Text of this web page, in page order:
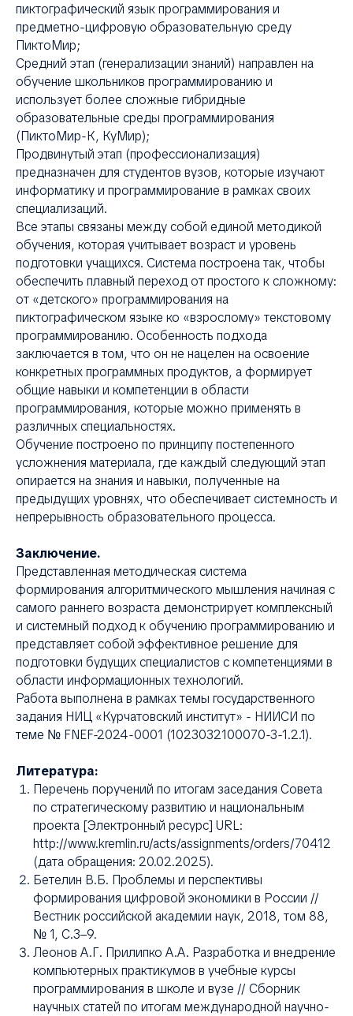
пиктографический язык программирования и
предметно-цифровую образовательную среду
ПиктоМир;
Средний этап (генерализации знаний) направлен на
обучение школьников программированию и
использует более сложные гибридные
образовательные среды программирования
(ПиктоМир-К, КуМир);
Продвинутый этап (профессионализация)
предназначен для студентов вузов, которые изучают
информатику и программирование в рамках своих
специализаций.
Все этапы связаны между собой единой методикой
обучения, которая учитывает возраст и уровень
подготовки учащихся. Система построена так, чтобы
обеспечить плавный переход от простого к сложному:
от «детского» программирования на
пиктографическом языке ко «взрослому» текстовому
программированию. Особенность подхода
заключается в том, что он не нацелен на освоение
конкретных программных продуктов, а формирует
общие навыки и компетенции в области
программирования, которые можно применять в
различных специальностях.
Обучение построено по принципу постепенного
усложнения материала, где каждый следующий этап
опирается на знания и навыки, полученные на
предыдущих уровнях, что обеспечивает системность и
непрерывность образовательного процесса.
Заключение.
Представленная методическая система
формирования алгоритмического мышления начиная с
самого раннего возраста демонстрирует комплексный
и системный подход к обучению программированию и
представляет собой эффективное решение для
подготовки будущих специалистов с компетенциями в
области информационных технологий.
Работа выполнена в рамках темы государственного
задания НИЦ «Курчатовский институт» - НИИСИ по
теме № FNEF-2024-0001 (1023032100070-3-1.2.1).
Литература:
Перечень поручений по итогам заседания Совета
по стратегическому развитию и национальным
проекта [Электронный ресурс] URL:
http://www.kremlin.ru/acts/assignments/orders/70412
(дата обращения: 20.02.2025).
Бетелин В.Б. Проблемы и перспективы
формирования цифровой экономики в России //
Вестник российской академии наук, 2018, том 88,
№ 1, C.3–9.
Леонов А.Г. Прилипко А.А. Разработка и внедрение
компьютерных практикумов в учебные курсы
программирования в школе и вузе // Сборник
научных статей по итогам международной научно-